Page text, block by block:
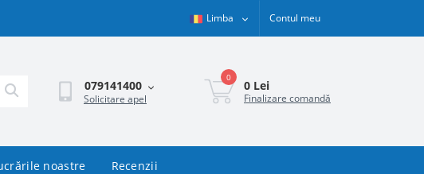
Limba Contul meu
079141400
Solicitare apel
0
0 Lei
Finalizare comandă
noastre Recenzii